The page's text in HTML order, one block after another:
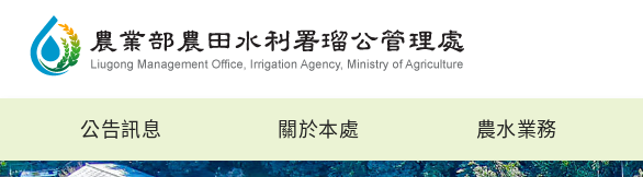
公告訊息 關於本處 農水業務